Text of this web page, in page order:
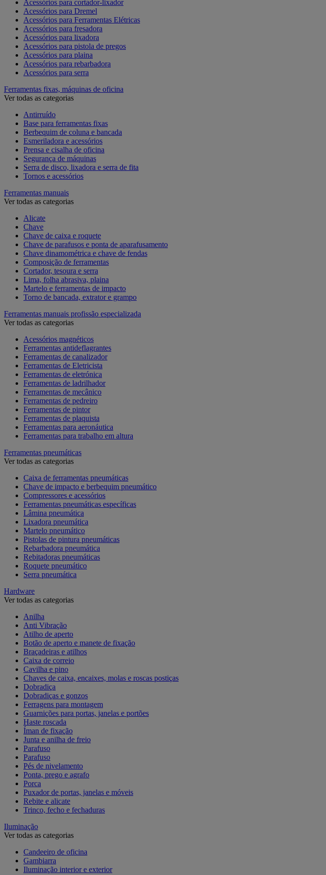
Acessórios para cortador-lixador
Acessórios para Dremel
Acessórios para Ferramentas Elétricas
Acessórios para fresadora
Acessórios para lixadora
Acessórios para pistola de pregos
Acessórios para plaina
Acessórios para rebarbadora
Acessórios para serra
Ferramentas fixas, máquinas de oficina
Ver todas as categorias
Antirruído
Base para ferramentas fixas
Berbequim de coluna e bancada
Esmeriladora e acessórios
Prensa e cisalha de oficina
Segurança de máquinas
Serra de disco, lixadora e serra de fita
Tornos e acessórios
Ferramentas manuais
Ver todas as categorias
Alicate
Chave
Chave de caixa e roquete
Chave de parafusos e ponta de aparafusamento
Chave dinamométrica e chave de fendas
Composição de ferramentas
Cortador, tesoura e serra
Lima, folha abrasiva, plaina
Martelo e ferramentas de impacto
Torno de bancada, extrator e grampo
Ferramentas manuais profissão especializada
Ver todas as categorias
Acessórios magnéticos
Ferramentas antideflagrantes
Ferramentas de canalizador
Ferramentas de Eletricista
Ferramentas de eletrónica
Ferramentas de ladrilhador
Ferramentas de mecânico
Ferramentas de pedreiro
Ferramentas de pintor
Ferramentas de plaquista
Ferramentas para aeronáutica
Ferramentas para trabalho em altura
Ferramentas pneumáticas
Ver todas as categorias
Caixa de ferramentas pneumáticas
Chave de impacto e berbequim pneumático
Compressores e acessórios
Ferramentas pneumáticas específicas
Lâmina pneumática
Lixadora pneumática
Martelo pneumático
Pistolas de pintura pneumáticas
Rebarbadora pneumática
Rebitadoras pneumáticas
Roquete pneumático
Serra pneumática
Hardware
Ver todas as categorias
Anilha
Anti Vibração
Atilho de aperto
Botão de aperto e manete de fixação
Braçadeiras e atilhos
Caixa de correio
Cavilha e pino
Chaves de caixa, encaixes, molas e roscas postiças
Dobradiça
Dobradiças e gonzos
Ferragens para montagem
Guarnições para portas, janelas e portões
Haste roscada
Íman de fixação
Junta e anilha de freio
Parafuso
Parafuso
Pés de nivelamento
Ponta, prego e agrafo
Porca
Puxador de portas, janelas e móveis
Rebite e alicate
Trinco, fecho e fechaduras
Iluminação
Ver todas as categorias
Candeeiro de oficina
Gambiarra
Iluminação interior e exterior